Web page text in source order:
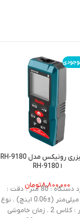
متر لیزری رونیکس مدل RH-9180
ا RH-9180
۸,۸۰۰,۰۰۰تومان
. بُرد دستگاه : 80 متر . دقت :
1.5± میلی‌متر (±0.06 اینچ) . نوع
لیزر : کلاس 2 . زمان خاموشی